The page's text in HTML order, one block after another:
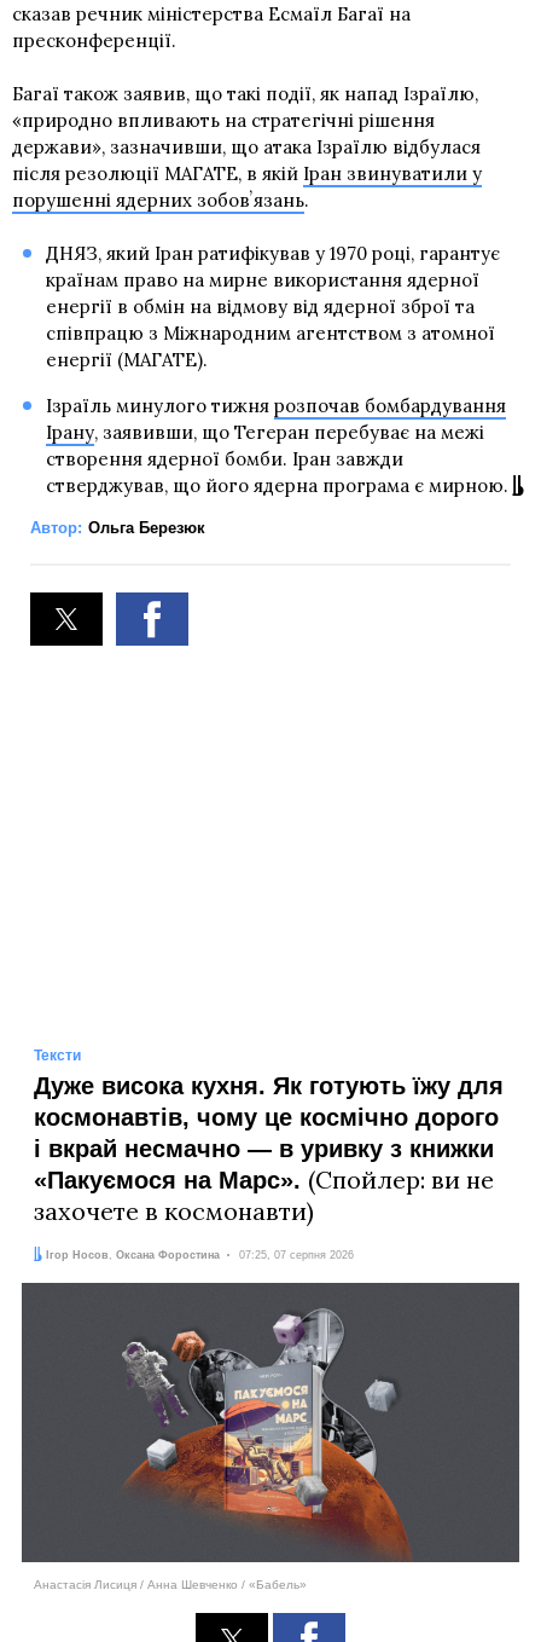
сказав речник міністерства Есмаїл Багаї на
пресконференції.
Багаї також заявив, що такі події, як напад Ізраїлю,
«природно впливають на стратегічні рішення
держави», зазначивши, що атака Ізраїлю відбулася
після резолюції МАГАТЕ, в якій Іран звинуватили у
порушенні ядерних зобовʼязань.
ДНЯЗ, який Іран ратифікував у 1970 році, гарантує
країнам право на мирне використання ядерної
енергії в обмін на відмову від ядерної зброї та
співпрацю з Міжнародним агентством з атомної
енергії (МАГАТЕ).
Ізраїль минулого тижня розпочав бомбардування
Ірану, заявивши, що Тегеран перебуває на межі
створення ядерної бомби. Іран завжди
стверджував, що його ядерна програма є мирною.
Автор: Ольга Березюк